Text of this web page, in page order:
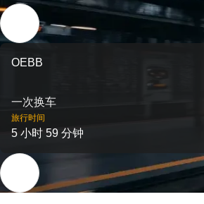
OEBB
一次换车
旅行时间
5 小时 59 分钟